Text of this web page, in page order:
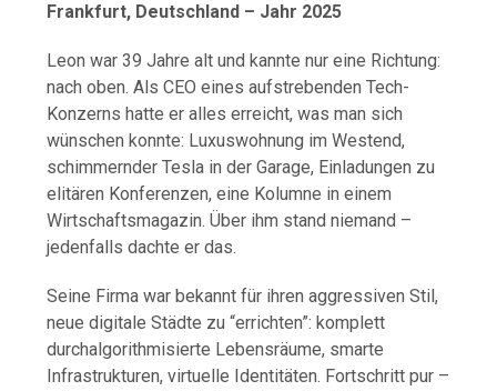
Frankfurt, Deutschland – Jahr 2025
Leon war 39 Jahre alt und kannte nur eine Richtung:
nach oben. Als CEO eines aufstrebenden Tech-
Konzerns hatte er alles erreicht, was man sich
wünschen konnte: Luxuswohnung im Westend,
schimmernder Tesla in der Garage, Einladungen zu
elitären Konferenzen, eine Kolumne in einem
Wirtschaftsmagazin. Über ihm stand niemand –
jedenfalls dachte er das.
Seine Firma war bekannt für ihren aggressiven Stil,
neue digitale Städte zu “errichten”: komplett
durchalgorithmisierte Lebensräume, smarte
Infrastrukturen, virtuelle Identitäten. Fortschritt pur –